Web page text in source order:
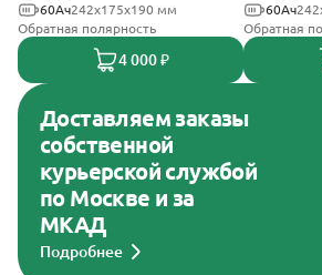
242x175x190 мм
60Ач
Обратная полярность
4 000 ₽
60Ач
Обратная
Доставляем заказы
собственной
курьерской службой
по Москве и за
МКАД
Подробнее